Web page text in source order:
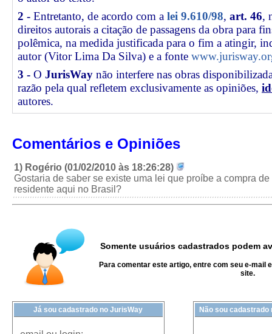
2 - Entretanto, de acordo com a lei 9.610/98, art. 46,
direitos autorais a citação de passagens da obra para
polêmica, na medida justificada para o fim a atingir,
autor (Vitor Lima Da Silva) e a fonte
3 - O JurisWay não interfere nas obras
razão pela qual refletem exclusivamente as opiniões,
autores.
Comentários e Opiniões
1) Rogério (01/02/2010 às 18:26:28)
Gostaria de saber se existe uma lei que proíbe a compra
residente aqui no Brasil?
Somente usuários cadastrados podem
Para comentar este artigo, entre com seu e-mail
site.
Já sou cadastrado no JurisWay Não sou cadastrado